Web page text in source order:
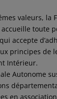
valeurs, la
toute
accepte
principes de
Intérieur.
Autonome
en